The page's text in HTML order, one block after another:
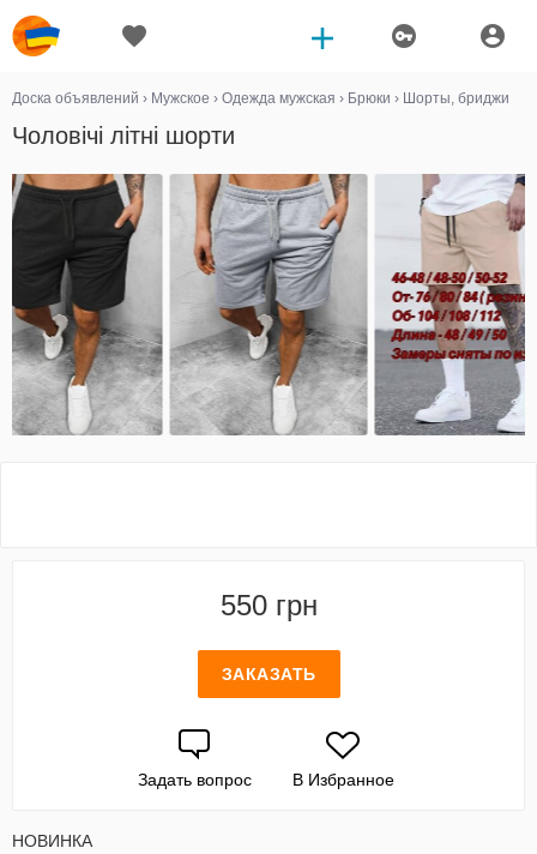
Доска объявлений › Мужское › Одежда мужская › Брюки › Шорты, бриджи
Чоловічі літні шорти
550 грн
ЗАКАЗАТЬ
Задать вопрос В Избранное
НОВИНКА